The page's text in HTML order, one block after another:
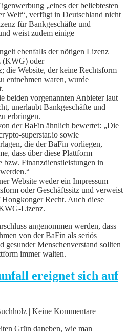
„eines der beliebtesten
Welt“, verfügt in Deutschland nicht
für Bankgeschäfte und
weist zudem einige
ebenfalls der nötigen Lizenz
(KWG) oder
die Website, der keine Rechtsform
entnehmen waren, wurde
beiden vorgenannten Anbieter laut
unerlaubt Bankgeschäfte und
erbringen.
der BaFin ähnlich bewertet: „Die
superstar.io sowie
die der BaFin vorliegen,
dass über diese Plattform
bzw. Finanzdienstleistungen in
Website weder ein Impressum
oder Geschäftssitz und verweist
Recht. Auch diese
Lizenz.
angenommen werden, dass
von der BaFin als seriös
gesunder Menschenverstand sollten
immer walten.
ereignet sich auf
| Keine Kommentare
Grün daneben, wie man